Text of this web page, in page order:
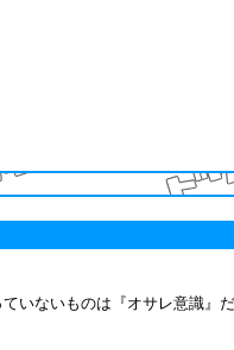
いないものは『オサレ意識』だ